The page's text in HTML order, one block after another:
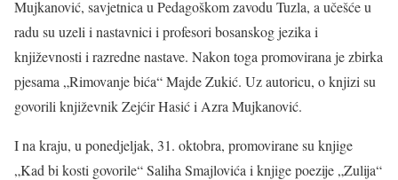
Mujkanović, savjetnica u Pedagoškom zavodu Tuzla, a učešće u
radu su uzeli i nastavnici i profesori bosanskog jezika i
književnosti i razredne nastave. Nakon toga promovirana je zbirka
pjesama „Rimovanje bića“ Majde Zukić. Uz autoricu, o knjizi su
govorili književnik Zejćir Hasić i Azra Mujkanović.
I na kraju, u ponedjeljak, 31. oktobra, promovirane su knjige
„Kad bi kosti govorile“ Saliha Smajlovića i knjige poezije „Zulija“